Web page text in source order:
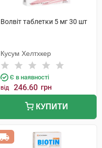
Волвіт таблетки 5 мг 30 шт
Кусум Хелтхкер
Є в наявності
від 246.60 грн
КУПИТИ